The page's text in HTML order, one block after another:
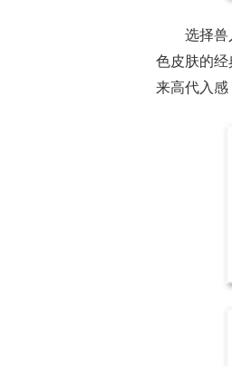
选择
色皮肤的
来高代入感